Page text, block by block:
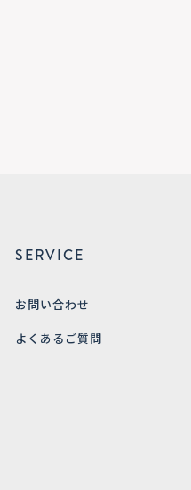
SERVICE
お問い合わせ
よくあるご質問